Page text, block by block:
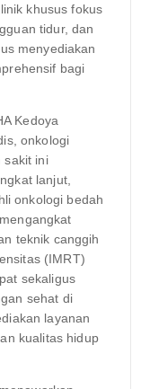
khusus fokus
tidur, dan
menyediakan
bagi
Kedoya
onkologi
sakit ini
lanjut,
onkologi bedah
teknik canggih
(IMRT)
sekaligus
sehat di
layanan
kualitas hidup